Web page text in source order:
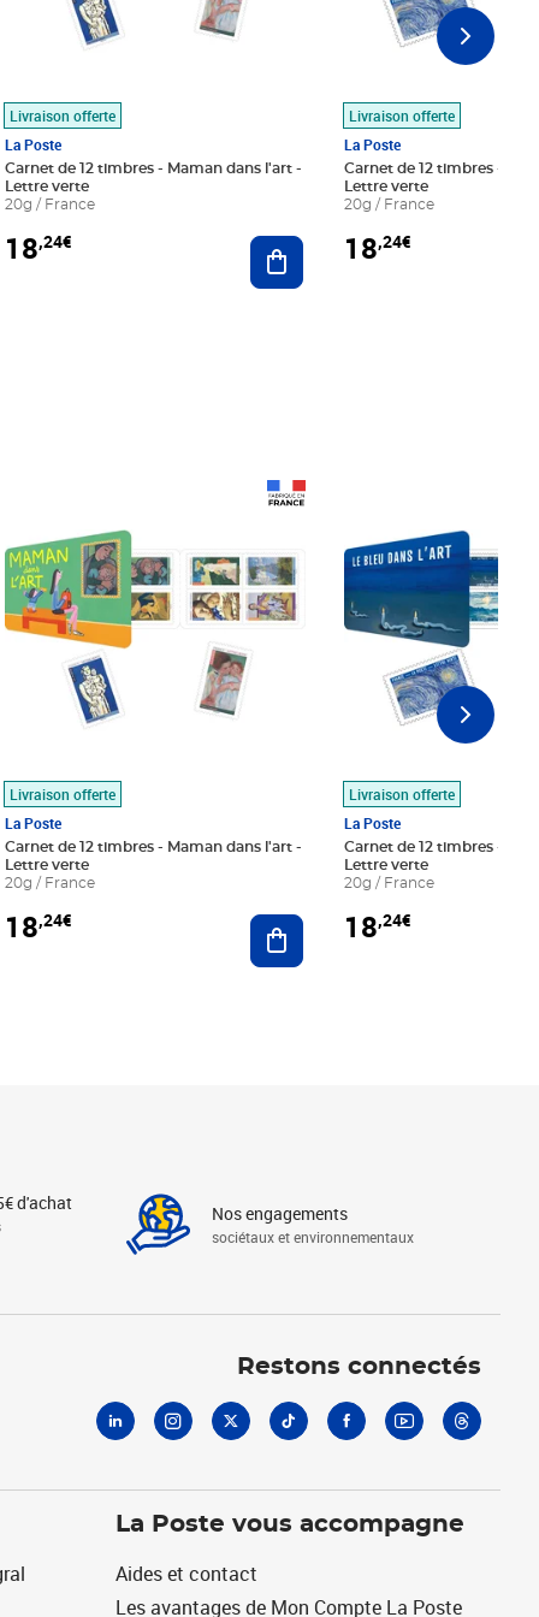
au panier
Livraison offerte
La Poste
Carnet de 12 timbres - Maman dans l'art -
Lettre verte
20g / France
18,24€ Ajouter au panier
Livraison offerte
La Poste
Carnet de 12 timbres - Le
Lettre verte
20g / France
18,24€
au panier
Livraison offerte
La Poste
Carnet de 12 timbres - Maman dans l'art -
Lettre verte
20g / France
18,24€ Ajouter au panier
Livraison offerte
La Poste
Carnet de 12 timbres - Le
Lettre verte
20g / France
18,24€
d'achat Nos engagements
sociétaux et environnementaux
Restons connectés
La Poste vous accompagne
Aides et contact
Les avantages de Mon Compte La Poste